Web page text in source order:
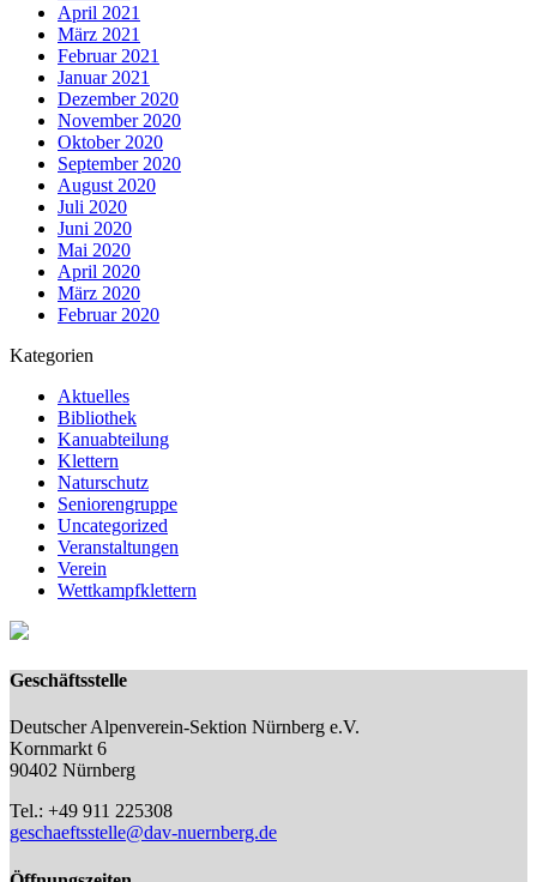
April 2021
März 2021
Februar 2021
Januar 2021
Dezember 2020
November 2020
Oktober 2020
September 2020
August 2020
Juli 2020
Juni 2020
Mai 2020
April 2020
März 2020
Februar 2020
Kategorien
Aktuelles
Bibliothek
Kanuabteilung
Klettern
Naturschutz
Seniorengruppe
Uncategorized
Veranstaltungen
Verein
Wettkampfklettern
Geschäftsstelle
Deutscher Alpenverein-Sektion Nürnberg e.V.
Kornmarkt 6
90402 Nürnberg
Tel.: +49 911 225308
geschaeftsstelle@dav-nuernberg.de